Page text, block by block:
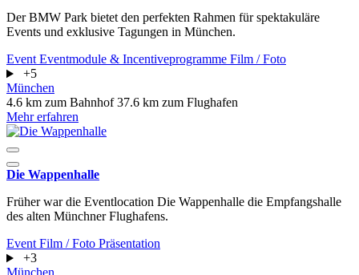
Der BMW Park bietet den perfekten Rahmen für spektakuläre
Events und exklusive Tagungen in München.
Event Eventmodule & Incentiveprogramme Film / Foto
+5
München
4.6 km zum Bahnhof37.6 km zum Flughafen
Mehr erfahren
Die Wappenhalle
Früher war die Eventlocation Die Wappenhalle die Empfangshalle
des alten Münchner Flughafens.
Event Film / Foto Präsentation
+3